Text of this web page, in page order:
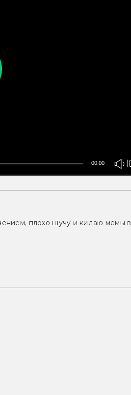
00:00
плохо шучу и кидаю мемы в